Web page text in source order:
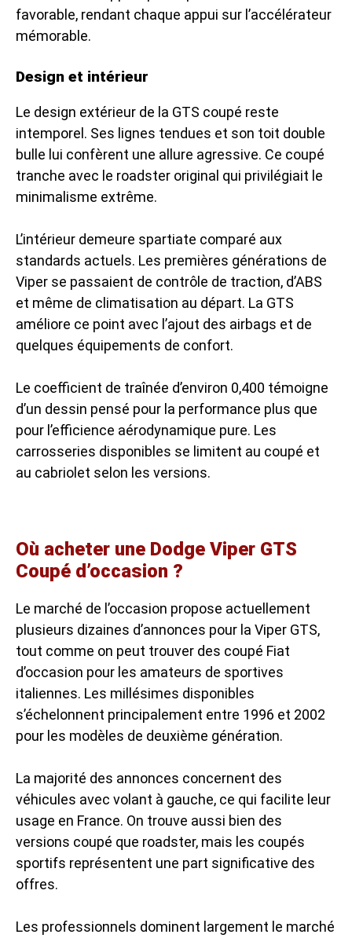
favorable, rendant chaque appui sur l’accélérateur
mémorable.
Design et intérieur
Le design extérieur de la GTS coupé reste
intemporel. Ses lignes tendues et son toit double
bulle lui confèrent une allure agressive. Ce coupé
tranche avec le roadster original qui privilégiait le
minimalisme extrême.
L’intérieur demeure spartiate comparé aux
standards actuels. Les premières générations de
Viper se passaient de contrôle de traction, d’ABS
et même de climatisation au départ. La GTS
améliore ce point avec l’ajout des airbags et de
quelques équipements de confort.
Le coefficient de traînée d’environ 0,400 témoigne
d’un dessin pensé pour la performance plus que
pour l’efficience aérodynamique pure. Les
carrosseries disponibles se limitent au coupé et
au cabriolet selon les versions.
Où acheter une Dodge Viper GTS
Coupé d’occasion ?
Le marché de l’occasion propose actuellement
plusieurs dizaines d’annonces pour la Viper GTS,
tout comme on peut trouver des coupé Fiat
d’occasion pour les amateurs de sportives
italiennes. Les millésimes disponibles
s’échelonnent principalement entre 1996 et 2002
pour les modèles de deuxième génération.
La majorité des annonces concernent des
véhicules avec volant à gauche, ce qui facilite leur
usage en France. On trouve aussi bien des
versions coupé que roadster, mais les coupés
sportifs représentent une part significative des
offres.
Les professionnels dominent largement le marché